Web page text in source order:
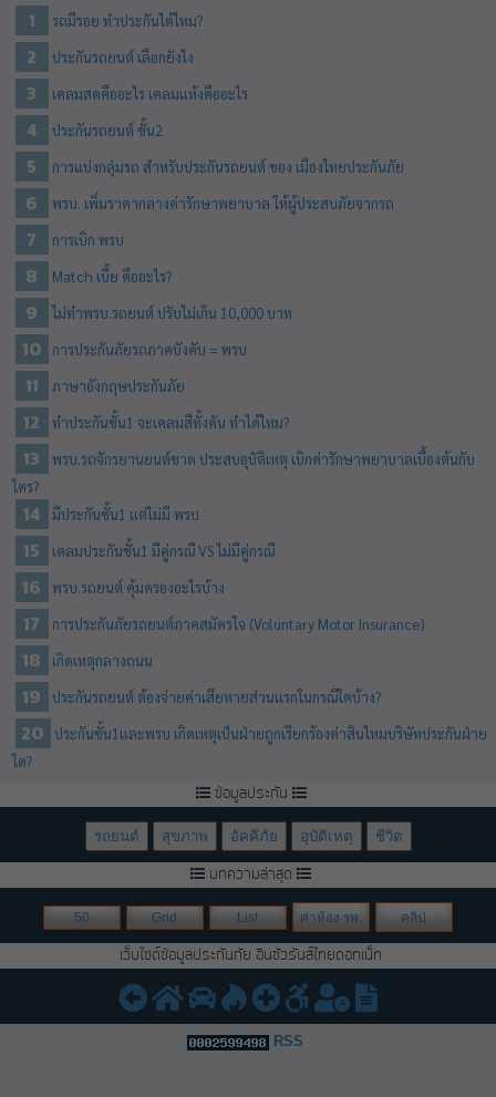
รถมีรอย ทําประกันได้ไหม?
ประกันรถยนต์ เลือกยังไง
เคลมสดคืออะไร เคลมแห้งคืออะไร
ประกันรถยนต์ ชั้น2
การแบ่งกลุ่มรถ สำหรับประกันรถยนต์ ของ เมืองไทยประกันภัย
พรบ. เพิ่มราคากลางค่ารักษาพยาบาล ให้ผู้ประสบภัยจากรถ
การเบิก พรบ
Match เบี้ย คืออะไร?
ไม่ทำพรบ.รถยนต์ ปรับไม่เกิน 10,000 บาท
การประกันภัยรถภาคบังคับ = พรบ
ภาษาอังกฤษประกันภัย
ทำประกันชั้น1 จะเคลมสีทั้งคัน ทำได้ไหม?
พรบ.รถจักรยานยนต์ขาด ประสบอุบัติเหตุ เบิกค่ารักษาพยาบาลเบื้องต้นกับ
ใคร?
มีประกันชั้น1 แต่ไม่มี พรบ
เคลมประกันชั้น1 มีคู่กรณี VS ไม่มีคู่กรณี
พรบ.รถยนต์ คุ้มครองอะไรบ้าง
การประกันภัยรถยนต์ภาคสมัครใจ (Voluntary Motor Insurance)
เกิดเหตุกลางถนน
ประกันรถยนต์ ต้องจ่ายค่าเสียหายส่วนแรกในกรณีใดบ้าง?
ประกันชั้น1และพรบ เกิดเหตุเป็นฝ่ายถูกเรียกร้องค่าสินไหมบริษัทประกันฝ่าย
ใด?
ข้อมูลประกัน
รถยนต์ สุขภาพ อัคคีภัย อุบัติเหตุ ชีวิต
บทความล่าสุด
50 Grid List ค่าห้อง รพ. คลิป
เว็บไซต์ข้อมูลประกันภัย อินชัวรันส์ไทยดอทเน็ท
RSS